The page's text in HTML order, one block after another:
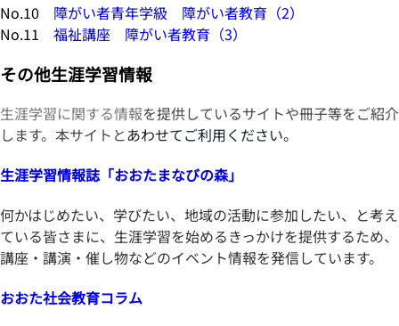
No.10 障がい者青年学級 障がい者教育（2）
No.11 福祉講座 障がい者教育（3）
その他生涯学習情報
生涯学習に関する情報を提供しているサイトや冊子等をご紹介
します。本サイトとあわせてご利用ください。
生涯学習情報誌「おおたまなびの森」
何かはじめたい、学びたい、地域の活動に参加したい、と考え
ている皆さまに、生涯学習を始めるきっかけを提供するため、
講座・講演・催し物などのイベント情報を発信しています。
おおた社会教育コラム